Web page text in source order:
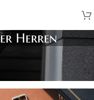
Herren